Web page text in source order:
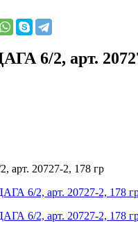
6/2, арт.
20727-2, 178 гр